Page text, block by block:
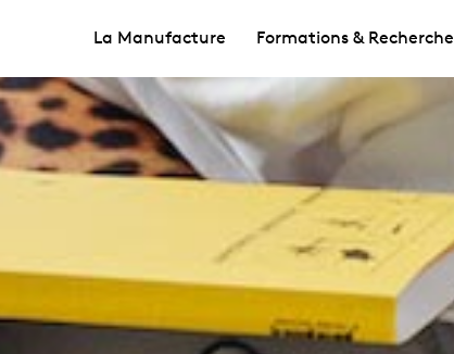
La Manufacture Formations & Recherche